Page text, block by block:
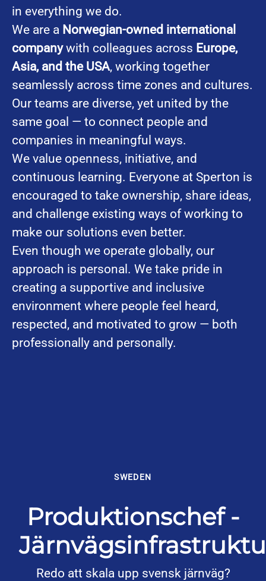
in everything we do.
We are a Norwegian-owned international
companywith colleagues across Europe,
Asia, and the USA, working together
seamlessly across time zones and cultures.
Our teams are diverse, yet united by the
same goal — to connect people and
companies in meaningful ways.
We value openness, initiative, and
continuous learning. Everyone at Sperton is
encouraged to take ownership, share ideas,
and challenge existing ways of working to
make our solutions even better.
Even though we operate globally, our
approach is personal. We take pride in
creating a supportive and inclusive
environment where people feel heard,
respected, and motivated to grow — both
professionally and personally.
SWEDEN
Produktionschef -
Redo att skala upp svensk järnväg?